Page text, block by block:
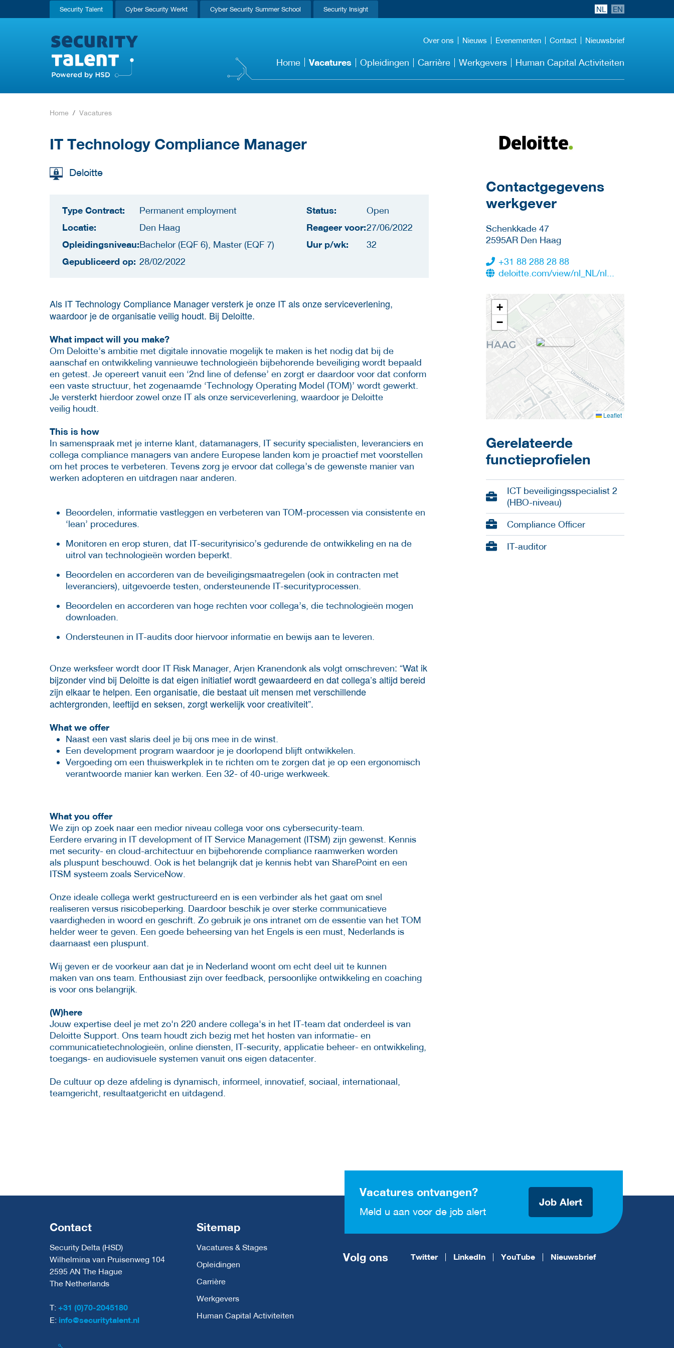
Security Talent Cyber Security Werkt Cyber Security Summer School Security Insight NL EN
Over ons Nieuws Evenementen Contact Nieuwsbrief
Home Vacatures Opleidingen Carrière Werkgevers Human Capital Activiteiten
Home Vacatures
IT Technology Compliance Manager
Deloitte
Type Contract: Permanent employment
Locatie: Den Haag
Opleidingsniveau:Bachelor (EQF 6), Master (EQF 7)
Gepubliceerd op: 28/02/2022
Status: Open
Reageer voor:27/06/2022
Uur p/wk: 32
Als IT Technology Compliance Manager versterk je onze IT als onze serviceverlening,
waardoor je de organisatie veilig houdt. Bij Deloitte.
What impact will you make?
Om Deloitte’s ambitie met digitale innovatie mogelijk te maken is het nodig dat bij de
aanschaf en ontwikkeling vannieuwe technologieën bijbehorende beveiliging wordt bepaald
en getest. Je opereert vanuit een ‘2nd line of defense’ en zorgt er daardoor voor dat conform
een vaste structuur, het zogenaamde ‘Technology Operating Model (TOM)’ wordt gewerkt.
Je versterkt hierdoor zowel onze IT als onze serviceverlening, waardoor je Deloitte
veilig houdt.
This is how
In samenspraak met je interne klant, datamanagers, IT security specialisten, leveranciers en
collega compliance managers van andere Europese landen kom je proactief met voorstellen
om het proces te verbeteren. Tevens zorg je ervoor dat collega’s de gewenste manier van
werken adopteren en uitdragen naar anderen.
Beoordelen, informatie vastleggen en verbeteren van TOM-processen via consistente en
‘lean’ procedures.
Monitoren en erop sturen, dat IT-securityrisico’s gedurende de ontwikkeling en na de
uitrol van technologieën worden beperkt.
Beoordelen en accorderen van de beveiligingsmaatregelen (ook in contracten met
leveranciers), uitgevoerde testen, ondersteunende IT-securityprocessen.
Beoordelen en accorderen van hoge rechten voor collega’s, die technologieën mogen
downloaden.
Ondersteunen in IT-audits door hiervoor informatie en bewijs aan te leveren.
Onze werksfeer wordt door IT Risk Manager, Arjen Kranendonk als volgt omschreven: “Wat ik
bijzonder vind bij Deloitte is dat eigen initiatief wordt gewaardeerd en dat collega’s altijd bereid
zijn elkaar te helpen. Een organisatie, die bestaat uit mensen met verschillende
achtergronden, leeftijd en seksen, zorgt werkelijk voor creativiteit”.
What we offer
Naast een vast slaris deel je bij ons mee in de winst.
Een development program waardoor je je doorlopend blijft ontwikkelen.
Vergoeding om een thuiswerkplek in te richten om te zorgen dat je op een ergonomisch
verantwoorde manier kan werken. Een 32- of 40-urige werkweek.
What you offer
We zijn op zoek naar een medior niveau collega voor ons cybersecurity-team.
Eerdere ervaring in IT development of IT Service Management (ITSM) zijn gewenst. Kennis
met security- en cloud-architectuur en bijbehorende compliance raamwerken worden
als pluspunt beschouwd. Ook is het belangrijk dat je kennis hebt van SharePoint en een
ITSM systeem zoals ServiceNow.
Onze ideale collega werkt gestructureerd en is een verbinder als het gaat om snel
realiseren versus risicobeperking. Daardoor beschik je over sterke communicatieve
vaardigheden in woord en geschrift. Zo gebruik je ons intranet om de essentie van het TOM
helder weer te geven. Een goede beheersing van het Engels is een must, Nederlands is
daarnaast een pluspunt.
Wij geven er de voorkeur aan dat je in Nederland woont om echt deel uit te kunnen
maken van ons team. Enthousiast zijn over feedback, persoonlijke ontwikkeling en coaching
is voor ons belangrijk.
(W)here
Jouw expertise deel je met zo'n 220 andere collega's in het IT-team dat onderdeel is van
Deloitte Support. Ons team houdt zich bezig met het hosten van informatie- en
communicatietechnologieën, online diensten, IT-security, applicatie beheer- en ontwikkeling,
toegangs- en audiovisuele systemen vanuit ons eigen datacenter.
De cultuur op deze afdeling is dynamisch, informeel, innovatief, sociaal, internationaal,
teamgericht, resultaatgericht en uitdagend.
Meer werkgever
details
Contactgegevens
werkgever
Schenkkade 47
2595AR Den Haag
+31 88 288 28 88
deloitte.com/view/nl_NL/nl...
+
−
Leaflet
Gerelateerde
functieprofielen
ICT beveiligingsspecialist 2
(HBO-niveau)
Compliance Officer
IT-auditor
Vacatures ontvangen?
Meld u aan voor de job alert
Job Alert
Contact
Security Delta (HSD)
Wilhelmina van Pruisenweg 104
2595 AN The Hague
The Netherlands
T: +31 (0)70-2045180
E: info@securitytalent.nl
Sitemap
Vacatures & Stages
Opleidingen
Carrière
Werkgevers
Human Capital Activiteiten
Volg ons Twitter LinkedIn YouTube Nieuwsbrief